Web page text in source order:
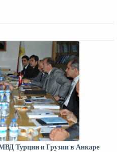
Турции и Грузии в Анкаре